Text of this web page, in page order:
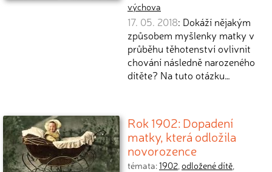
výchova
17. 05. 2018: Dokáží nějakým
způsobem myšlenky matky v
průběhu těhotenství ovlivnit
chování následně narozeného
dítěte? Na tuto otázku…
Rok 1902: Dopadení
matky, která odložila
novorozence
témata:1902,odložené dítě,